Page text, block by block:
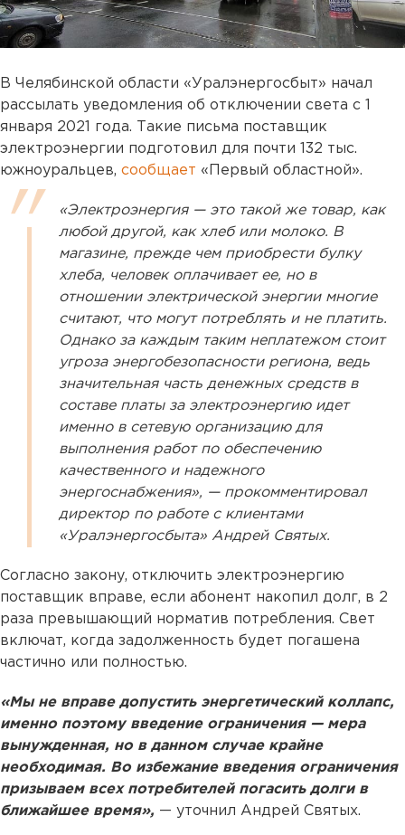
В Челябинской области «Уралэнергосбыт» начал
рассылать уведомления об отключении света с 1
января 2021 года. Такие письма поставщик
электроэнергии подготовил для почти 132 тыс.
южноуральцев, сообщает «Первый областной».
«Электроэнергия — это такой же товар, как
любой другой, как хлеб или молоко. В
магазине, прежде чем приобрести булку
хлеба, человек оплачивает ее, но в
отношении электрической энергии многие
считают, что могут потреблять и не платить.
Однако за каждым таким неплатежом стоит
угроза энергобезопасности региона, ведь
значительная часть денежных средств в
составе платы за электроэнергию идет
именно в сетевую организацию для
выполнения работ по обеспечению
качественного и надежного
энергоснабжения», — прокомментировал
директор по работе с клиентами
«Уралэнергосбыта» Андрей Святых.
Согласно закону, отключить электроэнергию
поставщик вправе, если абонент накопил долг, в 2
раза превышающий норматив потребления. Свет
включат, когда задолженность будет погашена
частично или полностью.
«Мы не вправе допустить энергетический коллапс,
именно поэтому введение ограничения — мера
вынужденная, но в данном случае крайне
необходимая. Во избежание введения ограничения
призываем всех потребителей погасить долги в
ближайшее время», — уточнил Андрей Святых.